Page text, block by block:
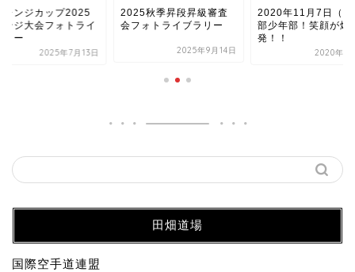
秋季昇段昇級審査
ォトライブラリー
2025年9月14日
2020年11月7日（土）本
部少年部！笑顔が爆
2020年11月7日
チャレンジカップ
リベンジ大会フォト
ブラリー
2025年7
田畑道場
国際空手道連盟